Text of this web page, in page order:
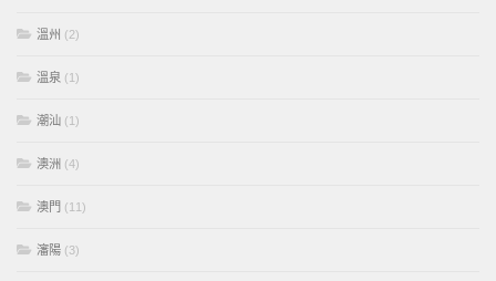
溫州 (2)
溫泉 (1)
潮汕 (1)
澳洲 (4)
澳門 (11)
瀋陽 (3)